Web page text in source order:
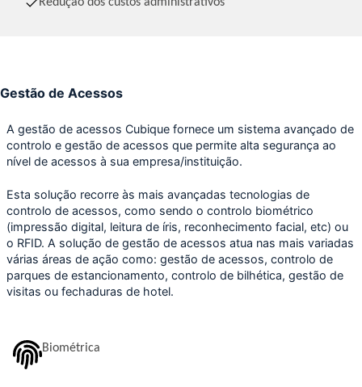
Gestão de Acessos
A gestão de acessos Cubique fornece um sistema avançado de
controlo e gestão de acessos que permite alta segurança ao
nível de acessos à sua empresa/instituição.
Esta solução recorre às mais avançadas tecnologias de
controlo de acessos, como sendo o controlo biométrico
(impressão digital, leitura de íris, reconhecimento facial, etc) ou
o RFID. A solução de gestão de acessos atua nas mais variadas
várias áreas de ação como: gestão de acessos, controlo de
parques de estancionamento, controlo de bilhética, gestão de
visitas ou fechaduras de hotel.
Biométrica